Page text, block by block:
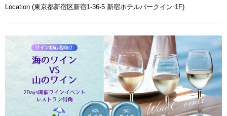
Location (東京都新宿区新宿1-36-5 新宿ホテルパークイン 1F)